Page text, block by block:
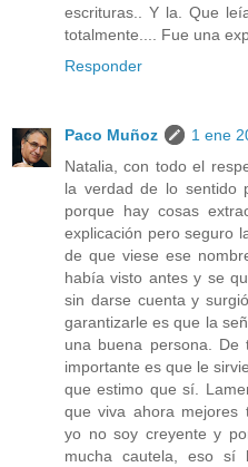
escrituras.. Y la. Que
totalmente.... Fue una
Responder
Paco Muñoz
1 ene
Natalia, con todo el
la verdad de lo sentido
porque hay cosas
explicación pero seguro
de que viese ese
había visto antes y se
sin darse cuenta y
garantizarle es que la
una buena persona.
importante es que le
que estimo que sí.
que viva ahora mejores
yo no soy creyente y
mucha cautela, eso